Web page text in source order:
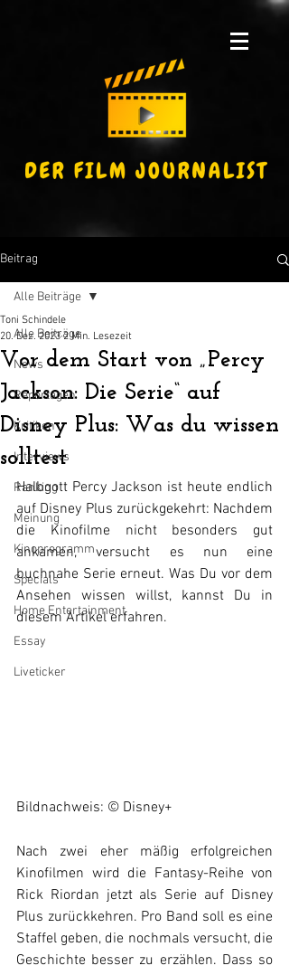
Beitrag
Alle Beiträge
News
Reportagen
Kritiken
Interviews
Ranking
Meinung
Kinoprogramm
Specials
Home Entertainment
Essay
Liveticker
Alle Beiträge
Vor dem Start von „Percy
Jackson: Die Serie“ auf
Disney Plus: Was du wissen
solltest
Toni Schindele
20. Dez. 2023 2 Min. Lesezeit
Halbgott Percy Jackson ist heute endlich
auf Disney Plus zurückgekehrt: Nachdem
die Kinofilme nicht besonders gut
ankamen, versucht es nun eine
buchnahe Serie erneut. Was Du vor dem
Ansehen wissen willst, kannst Du in
diesem Artikel erfahren.
Bildnachweis: © Disney+
Nach zwei eher mäßig erfolgreichen
Kinofilmen wird die Fantasy-Reihe von
Rick Riordan jetzt als Serie auf Disney
Plus zurückkehren. Pro Band soll es eine
Staffel geben, die nochmals versucht, die
Geschichte besser zu erzählen. Dass so